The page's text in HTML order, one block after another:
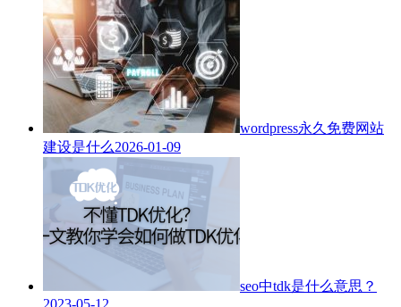
wordpress永久免费网站
建设是什么2026-01-09
seo中tdk是什么意思？